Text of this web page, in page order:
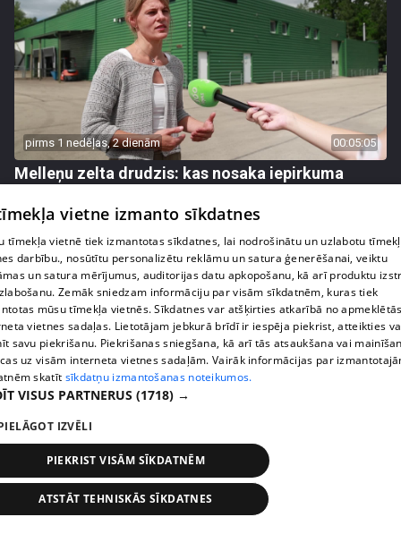
pirms 1 nedēļas, 2 dienām 00:05:05
Melleņu zelta drudzis: kas nosaka iepirkuma
409. epizode
pirms 1 nedēļas, 2 dienām
Ogas un sēnes šogad dārgākas, bet uzpirkšanas
punktos to krietni mazāk
vietne izmanto sīkdatnes
tīmekļa vietnē tiek izmantotas sīkdatnes, lai nodrošinātu un uzlabotu
darbību., nosūtītu personalizētu reklāmu un satura ģenerēšanai, veiktu
un satura mērījumus, auditorijas datu apkopošanu, kā arī produktu
Zemāk sniedzam informāciju par visām sīkdatnēm, kuras tiek
mūsu tīmekļa vietnēs. Sīkdatnes var atšķirties atkarībā no
vietnes sadaļas. Lietotājam jebkurā brīdī ir iespēja piekrist, atteikties
savu piekrišanu. Piekrišanas sniegšana, kā arī tās atsaukšana vai
uz visām interneta vietnes sadaļām. Vairāk informācijas par
skatīt sīkdatņu izmantošanas noteikumos.
VISUS PARTNERUS (1718) →
IZVĒLI
PIEKRIST VISĀM SĪKDATNĒM
ATSTĀT TEHNISKĀS SĪKDATNES